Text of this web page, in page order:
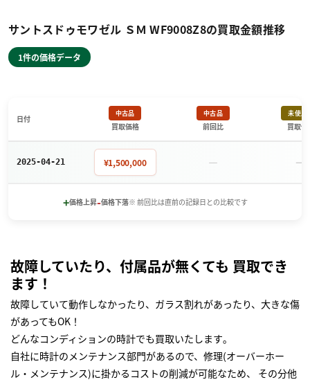
サントスドゥモワゼル ＳＭ WF9008Z8の買取金額推移
1件の価格データ
日付
中古品
買取価格
中古品
前回比
未使用
買取価
2025-04-21 ¥1,500,000 － －
+価格上昇-価格下落※ 前回比は直前の記録日との比較です
故障していたり、付属品が無くても 買取でき
ます！
故障していて動作しなかったり、ガラス割れがあったり、大きな傷
があってもOK！
どんなコンディションの時計でも買取いたします｡
自社に時計のメンテナンス部門があるので、修理(オーバーホー
ル・メンテナンス)に掛かるコストの削減が可能なため、 その分他